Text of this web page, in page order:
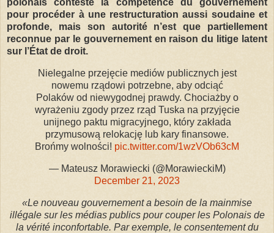
polonais conteste la compétence du gouvernement
pour procéder à une restructuration aussi soudaine et
profonde, mais son autorité n’est que partiellement
reconnue par le gouvernement en raison du litige latent
sur l’État de droit.
Nielegalne przejęcie mediów publicznych jest
nowemu rządowi potrzebne, aby odciąć
Polaków od niewygodnej prawdy. Chociażby o
wyrażeniu zgody przez rząd Tuska na przyjęcie
unijnego paktu migracyjnego, który zakłada
przymusową relokację lub kary finansowe.
Brońmy wolności! pic.twitter.com/1wzVOb63cM
— Mateusz Morawiecki (@MorawieckiM)
December 21, 2023
«Le nouveau gouvernement a besoin de la mainmise
illégale sur les médias publics pour couper les Polonais de
la vérité inconfortable. Par exemple, le consentement du